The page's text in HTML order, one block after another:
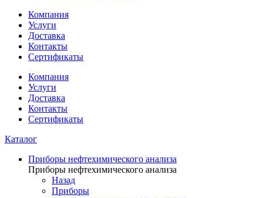
Компания
Услуги
Доставка
Контакты
Сертификаты
Компания
Услуги
Доставка
Контакты
Сертификаты
Каталог
Приборы нефтехимического анализа
Приборы нефтехимического анализа
Назад
Приборы